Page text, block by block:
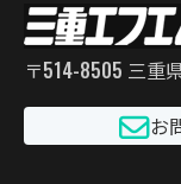
〒514-8505 三重
お